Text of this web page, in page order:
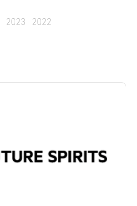
2023
2022